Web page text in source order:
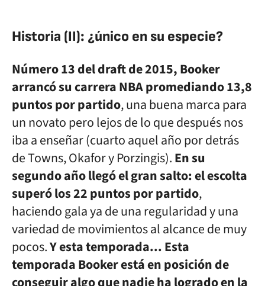
Historia (II): ¿único en su especie?
Número 13 del draft de 2015, Booker
arrancó su carrera NBA promediando13,8
puntos por partido, una buena marca para
un novato pero lejos de lo que después nos
iba a enseñar (cuarto aquel año por detrás
de Towns, Okafor y Porzingis).En su
segundo año llegó el gran salto: el escolta
superó los 22 puntos por partido,
haciendo gala ya de una regularidad y una
variedad de movimientos al alcance de muy
pocos.Y esta temporada... Esta
temporada Booker está en posición de